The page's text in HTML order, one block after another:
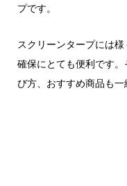
プです。
スクリーンタープには
確保にとても便利です
び方、おすすめ商品も一